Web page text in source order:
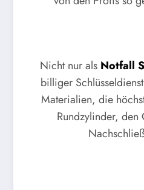
Nicht nur als Notfall
billiger
Materialien, die
Rundzylinder,